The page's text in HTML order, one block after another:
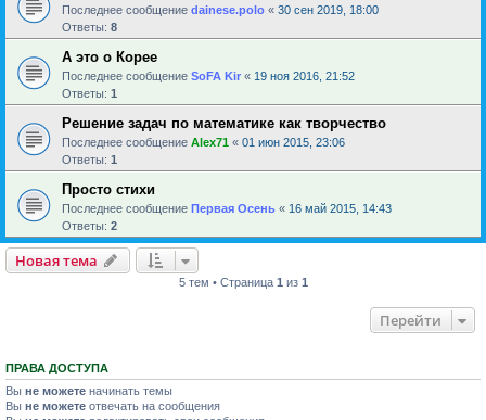
Последнее сообщение dainese.polo « 30 сен 2019, 18:00
Ответы: 8
А это о Корее
Последнее сообщение SoFA Kir « 19 ноя 2016, 21:52
Ответы: 1
Решение задач по математике как творчество
Последнее сообщение Alex71 « 01 июн 2015, 23:06
Ответы: 1
Просто стихи
Последнее сообщение Первая Осень « 16 май 2015, 14:43
Ответы: 2
Новая тема
5 тем • Страница 1 из 1
Перейти
ПРАВА ДОСТУПА
Вы не можете начинать темы
Вы не можете отвечать на сообщения